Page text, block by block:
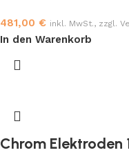
481,00 € inkl. MwSt., zzgl.
In den Warenkorb
Chrom Elektroden